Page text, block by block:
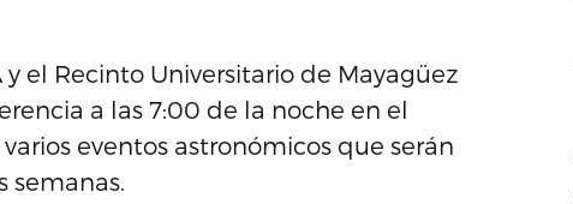
el Recinto Universitario de Mayagüez
a las 7:00 de la noche en el
eventos astronómicos que serán
semanas.